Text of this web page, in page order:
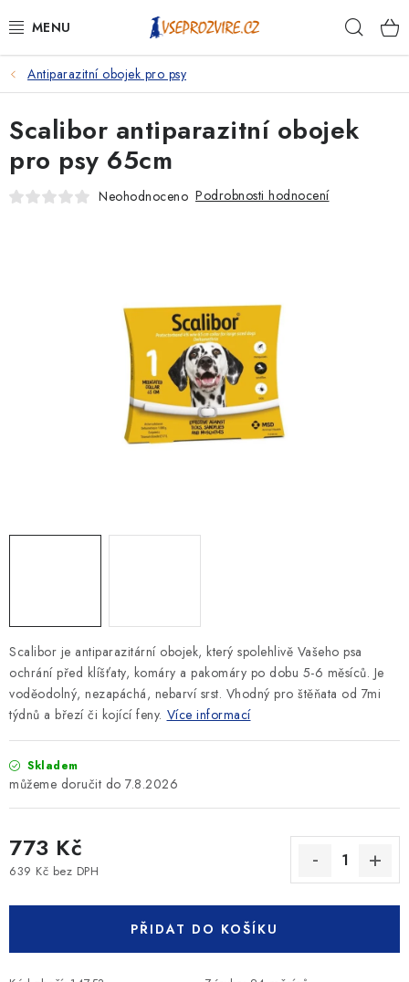
na
PSI
KOČKY
KONĚ
KRÁLÍCI/HLODAVCI/PTÁCI
Podmínky ochrany osobních údajů
Antiparazitní obojek pro psy
Scalibor je antiparazitární obojek, který spolehlivě Vašeho psa
ochrání před klíšťaty, komáry a pakomáry po dobu 5-6 měsíců. Je
voděodolný, nezapáchá, nebarví srst. Vhodný pro štěňata od 7mi
týdnů a březí či kojící feny. Více informací
Skladem
7.8.2026
773 Kč
639 Kč bez DPH
PŘIDAT DO KOŠÍKU
Scalibor antiparazitní obojek
pro psy 65cm
Neohodnoceno Podrobnosti hodnocení